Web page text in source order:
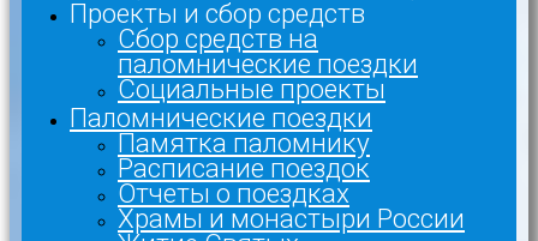
Проекты и сбор средств
Сбор средств на
паломнические поездки
Социальные проекты
Паломнические поездки
Памятка паломнику
Расписание поездок
Отчеты о поездках
Храмы и монастыри России